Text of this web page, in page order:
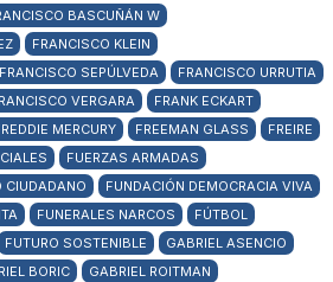
BASCUÑÁN W
FRANCISCO KLEIN
FRANCISCO SEPÚLVEDA
FRANCISCO URRUTIA
VERGARA
FRANK ECKART
MERCURY FREEMAN GLASS
FREIRE
FUERZAS ARMADAS
CIUDADANO
FUNDACIÓN DEMOCRACIA VIVA
FUNERALES NARCOS
FÚTBOL
FUTURO SOSTENIBLE
GABRIEL ASENCIO
BORIC
GABRIEL ROITMAN